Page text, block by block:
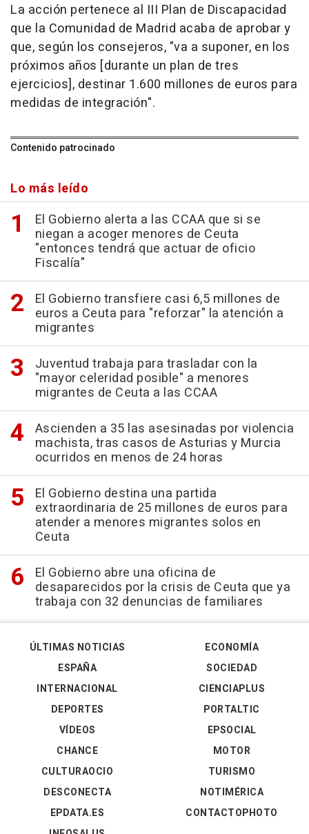
La acción pertenece al III Plan de Discapacidad
que la Comunidad de Madrid acaba de aprobar y
que, según los consejeros, "va a suponer, en los
próximos años [durante un plan de tres
ejercicios], destinar 1.600 millones de euros para
medidas de integración".
Contenido patrocinado
Lo más leído
El Gobierno alerta a las CCAA que si se
niegan a acoger menores de Ceuta
"entonces tendrá que actuar de oficio
Fiscalía"
El Gobierno transfiere casi 6,5 millones de
euros a Ceuta para "reforzar" la atención a
migrantes
Juventud trabaja para trasladar con la
"mayor celeridad posible" a menores
migrantes de Ceuta a las CCAA
Ascienden a 35 las asesinadas por violencia
machista, tras casos de Asturias y Murcia
ocurridos en menos de 24 horas
El Gobierno destina una partida
extraordinaria de 25 millones de euros para
atender a menores migrantes solos en
Ceuta
El Gobierno abre una oficina de
desaparecidos por la crisis de Ceuta que ya
trabaja con 32 denuncias de familiares
ÚLTIMAS NOTICIAS
ESPAÑA
INTERNACIONAL
DEPORTES
VÍDEOS
ECONOMÍA
SOCIEDAD
CIENCIAPLUS
PORTALTIC
EPSOCIAL
CHANCE
CULTURAOCIO
DESCONECTA
EPDATA.ES
MOTOR
TURISMO
NOTIMÉRICA
CONTACTOPHOTO